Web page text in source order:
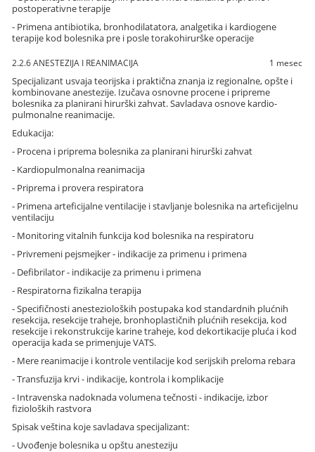
postoperativne terapije
- Primena antibiotika, bronhodilatatora, analgetika i kardiogene
terapije kod bolesnika pre i posle torakohirurške operacije
2.2.6 ANESTEZIJA I REANIMACIJA 1 mesec
Specijalizant usvaja teorijska i praktična znanja iz regionalne, opšte i
kombinovane anestezije. Izučava osnovne procene i pripreme
bolesnika za planirani hirurški zahvat. Savladava osnove kardio-
pulmonalne reanimacije.
Edukacija:
- Procena i priprema bolesnika za planirani hirurški zahvat
- Kardiopulmonalna reanimacija
- Priprema i provera respiratora
- Primena arteficijalne ventilacije i stavljanje bolesnika na arteficijelnu
ventilaciju
- Monitoring vitalnih funkcija kod bolesnika na respiratoru
- Privremeni pejsmejker - indikacije za primenu i primena
- Defibrilator - indikacije za primenu i primena
- Respiratorna fizikalna terapija
- Specifičnosti anestezioloških postupaka kod standardnih plućnih
resekcija, resekcije traheje, bronhoplastičnih plućnih resekcija, kod
resekcije i rekonstrukcije karine traheje, kod dekortikacije pluća i kod
operacija kada se primenjuje VATS.
- Mere reanimacije i kontrole ventilacije kod serijskih preloma rebara
- Transfuzija krvi - indikacije, kontrola i komplikacije
- Intravenska nadoknada volumena tečnosti - indikacije, izbor
fizioloških rastvora
Spisak veština koje savladava specijalizant:
- Uvođenje bolesnika u opštu anesteziju